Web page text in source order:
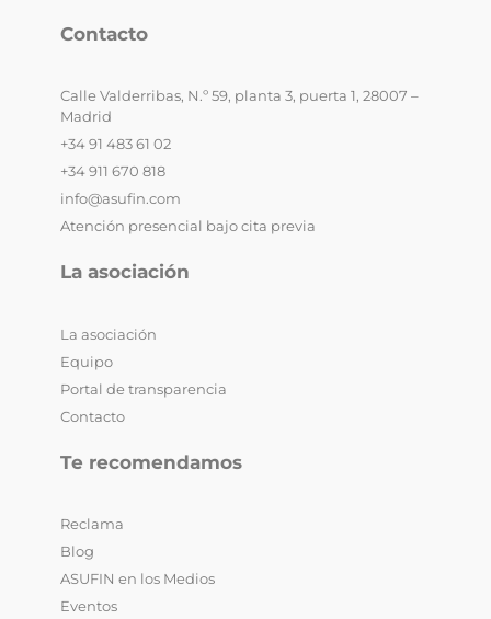
Contacto
Calle Valderribas, N.º 59, planta 3, puerta 1, 28007 –
Madrid
+34 91 483 61 02
+34 911 670 818
info@asufin.com
Atención presencial bajo cita previa
La asociación
La asociación
Equipo
Portal de transparencia
Contacto
Te recomendamos
Reclama
Blog
ASUFIN en los Medios
Eventos